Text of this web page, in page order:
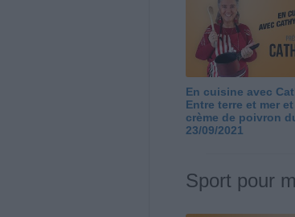
En cuisine avec
Entre terre et mer et
crème de poivron
23/09/2021
Sport pour